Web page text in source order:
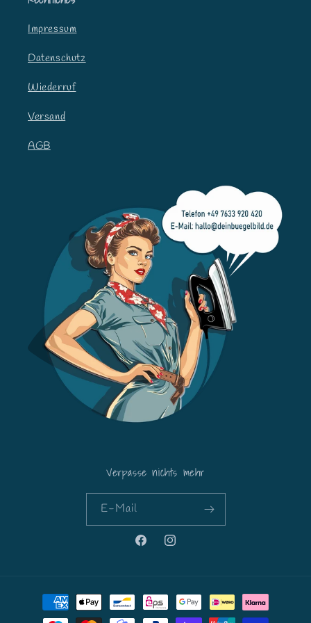
Impressum
Datenschutz
Wiederruf
Versand
AGB
Verpasse nichts mehr
E-Mail
FacebookInstagram
Zahlungsmethoden